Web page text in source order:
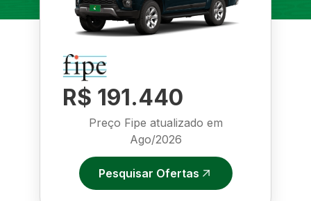
R$ 191.440
Preço Fipe atualizado em
Ago/2026
Pesquisar Ofertas